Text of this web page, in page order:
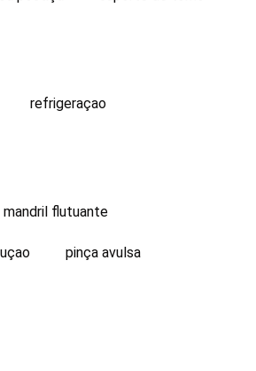
refrigeraçao
mandril flutuante
pinça avulsa